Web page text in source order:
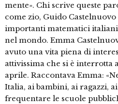
mente». Chi scrive queste
come zio, Guido
importanti matematici
nel mondo. Emma
avuto una vita piena di
attivissima che si è interrotta
aprile. Raccontava Emma:
Italia, ai bambini, ai ragazzi,
frequentare le scuole